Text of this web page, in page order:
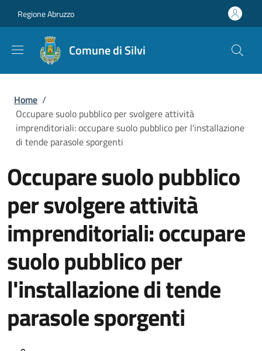
Regione Abruzzo
Comune di Silvi
Briciole di pane
Home /
Occupare suolo pubblico per svolgere attività
imprenditoriali: occupare suolo pubblico per l'installazione
di tende parasole sporgenti
Occupare suolo pubblico
per svolgere attività
imprenditoriali: occupare
suolo pubblico per
l'installazione di tende
parasole sporgenti